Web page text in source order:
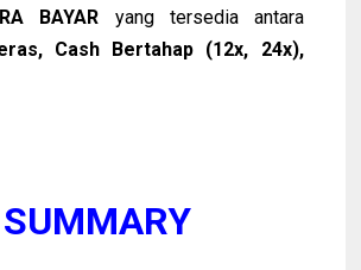
BAYAR yang tersedia antara
Cash Bertahap (12x, 24x),
SUMMARY